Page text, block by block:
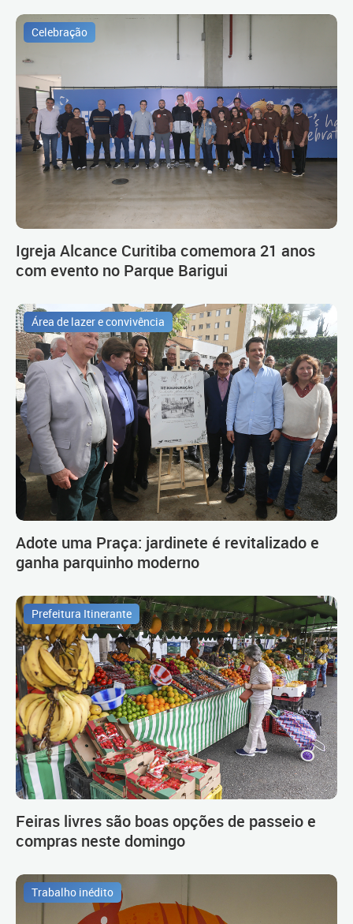
Celebração
Igreja Alcance Curitiba comemora 21 anos
com evento no Parque Barigui
Área de lazer e convivência
Adote uma Praça: jardinete é revitalizado e
ganha parquinho moderno
Prefeitura Itinerante
Feiras livres são boas opções de passeio e
compras neste domingo
Trabalho inédito